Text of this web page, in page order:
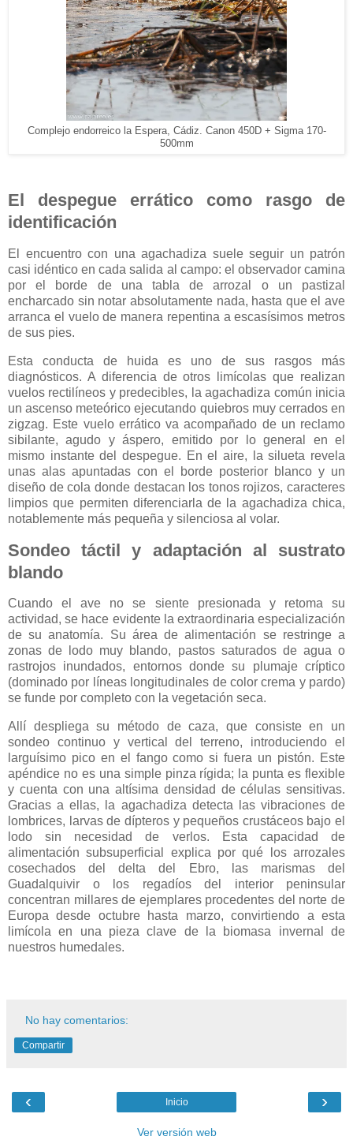
Complejo endorreico la Espera, Cádiz. Canon 450D + Sigma 170-
500mm
El despegue errático como rasgo de
identificación
El encuentro con una agachadiza suele seguir un patrón
casi idéntico en cada salida al campo: el observador camina
por el borde de una tabla de arrozal o un pastizal
encharcado sin notar absolutamente nada, hasta que el ave
arranca el vuelo de manera repentina a escasísimos metros
de sus pies.
Esta conducta de huida es uno de sus rasgos más
diagnósticos. A diferencia de otros limícolas que realizan
vuelos rectilíneos y predecibles, la agachadiza común inicia
un ascenso meteórico ejecutando quiebros muy cerrados en
zigzag. Este vuelo errático va acompañado de un reclamo
sibilante, agudo y áspero, emitido por lo general en el
mismo instante del despegue. En el aire, la silueta revela
unas alas apuntadas con el borde posterior blanco y un
diseño de cola donde destacan los tonos rojizos, caracteres
limpios que permiten diferenciarla de la agachadiza chica,
notablemente más pequeña y silenciosa al volar.
Sondeo táctil y adaptación al sustrato
blando
Cuando el ave no se siente presionada y retoma su
actividad, se hace evidente la extraordinaria especialización
de su anatomía. Su área de alimentación se restringe a
zonas de lodo muy blando, pastos saturados de agua o
rastrojos inundados, entornos donde su plumaje críptico
(dominado por líneas longitudinales de color crema y pardo)
se funde por completo con la vegetación seca.
Allí despliega su método de caza, que consiste en un
sondeo continuo y vertical del terreno, introduciendo el
larguísimo pico en el fango como si fuera un pistón. Este
apéndice no es una simple pinza rígida; la punta es flexible
y cuenta con una altísima densidad de células sensitivas.
Gracias a ellas, la agachadiza detecta las vibraciones de
lombrices, larvas de dípteros y pequeños crustáceos bajo el
lodo sin necesidad de verlos. Esta capacidad de
alimentación subsuperficial explica por qué los arrozales
cosechados del delta del Ebro, las marismas del
Guadalquivir o los regadíos del interior peninsular
concentran millares de ejemplares procedentes del norte de
Europa desde octubre hasta marzo, convirtiendo a esta
limícola en una pieza clave de la biomasa invernal de
nuestros humedales.
No hay comentarios:
Compartir
‹ ›
Inicio
Ver versión web